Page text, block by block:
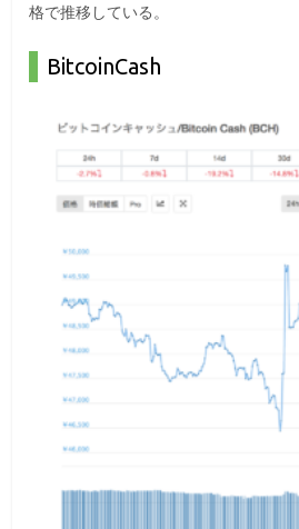
格で推移している。
BitcoinCash